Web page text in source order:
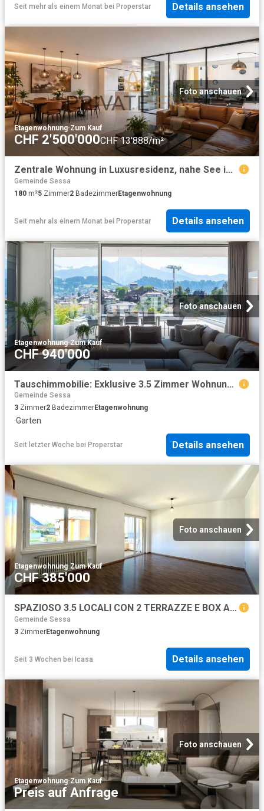
Seit mehr als einem Monat bei Properstar Details ansehen
Foto anschauen
Etagenwohnung·Zum Kauf
CHF 2'500'000CHF 13'888/m²
Zentrale Wohnung in Luxusresidenz, nahe See im Herzen von Ascona 35
Gemeinde Sessa
180 m²5 Zimmer2 BadezimmerEtagenwohnung
Seit mehr als einem Monat bei Properstar Details ansehen
Foto anschauen
Etagenwohnung·Zum Kauf
CHF 940'000
Tauschimmobilie: Exklusive 3.5 Zimmer Wohnung in Ascona mit Garten und Top Ausstattung
Gemeinde Sessa
3 Zimmer2 BadezimmerEtagenwohnung
·Garten
Seit letzter Woche bei Properstar Details ansehen
Foto anschauen
Etagenwohnung·Zum Kauf
CHF 385'000
SPAZIOSO 3.5 LOCALI CON 2 TERRAZZE E BOX A SANT'ANTONINO
Gemeinde Sessa
3 ZimmerEtagenwohnung
Seit 3 Wochen bei Icasa Details ansehen
Foto anschauen
Etagenwohnung·Zum Kauf
Preis auf Anfrage